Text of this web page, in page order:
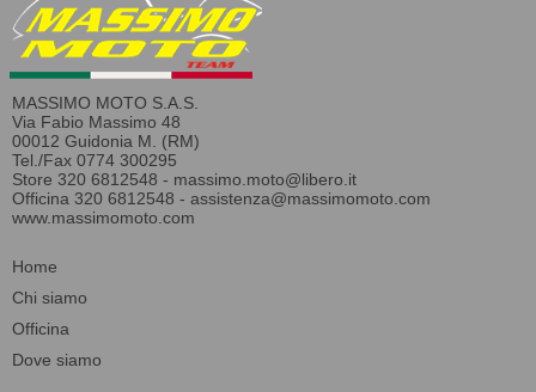
MASSIMO MOTO S.A.S.
Via Fabio Massimo 48
00012 Guidonia M. (RM)
Tel./Fax 0774 300295
Store 320 6812548 - massimo.moto@libero.it
Officina 320 6812548 - assistenza@massimomoto.com
www.massimomoto.com
Home
Chi siamo
Officina
Dove siamo